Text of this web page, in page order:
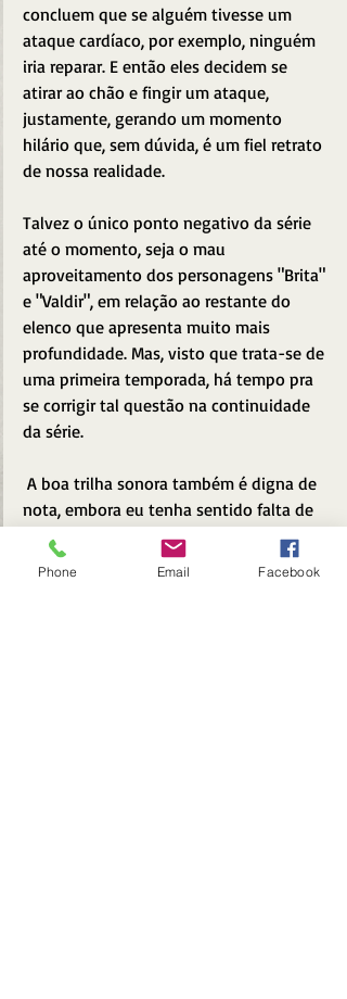
concluem que se alguém tivesse um
ataque cardíaco, por exemplo, ninguém
iria reparar. E então eles decidem se
atirar ao chão e fingir um ataque,
justamente, gerando um momento
hilário que, sem dúvida, é um fiel retrato
de nossa realidade.
Talvez o único ponto negativo da série
até o momento, seja o mau
aproveitamento dos personagens "Brita"
e "Valdir", em relação ao restante do
elenco que apresenta muito mais
profundidade. Mas, visto que trata-se de
uma primeira temporada, há tempo pra
se corrigir tal questão na continuidade
da série.
nota, embora eu tenha sentido falta de
ver algumas canções na voz de
Clarice
Falcão
(intérprete de "Brita").
Phone Email Facebook